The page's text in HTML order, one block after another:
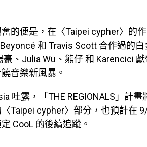
的便是，在〈Taipei cypher〉的
和 Travis Scott 合作過的
豪、Julia Wu、熊仔 和 Karencici
音樂新風暴。
吐露，「THE REGIONALS」計
Taipei cypher〉部分，也預計在
CooL 的後續追蹤。